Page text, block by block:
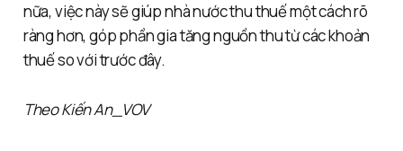
nữa, việc này sẽ giúp nhà nước thu thuế một cách rõ
ràng hơn, góp phần gia tăng nguồn thu từ các khoản
thuế so với trước đây.
Theo Kiến An_VOV